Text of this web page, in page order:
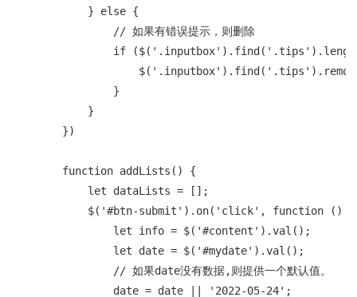
} else {
// 如果有错误提示，则删除
if
}
}
})
function addLists() {
let dataLists = [];
$('#btn-submit').on('click', function () {
let info = $('#content').val();
let date = $('#mydate').val();
// 如果date没有数据,则提供一个默认值。
date = date || '2022-05-24';